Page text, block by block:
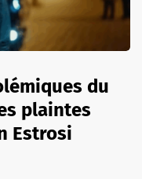
du
plaintes
Estrosi